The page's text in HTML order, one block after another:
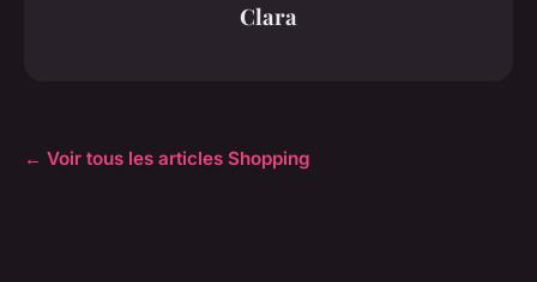
Clara
← Voir tous les articles Shopping